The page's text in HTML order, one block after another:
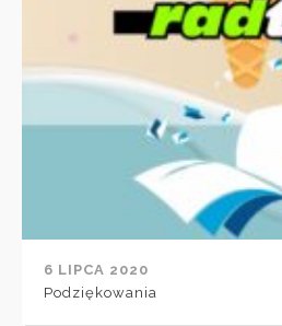
6 LIPCA 2020
Podziękowania